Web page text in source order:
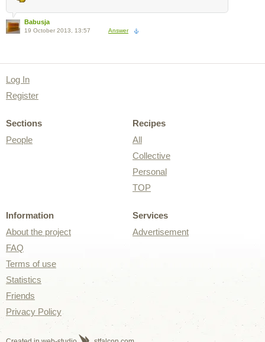
Babusja
19 October 2013, 13:57 Answer
Log In
Register
Sections
People
Recipes
All
Collective
Personal
TOP
Information
About the project
FAQ
Terms of use
Statistics
Friends
Privacy Policy
Services
Advertisement